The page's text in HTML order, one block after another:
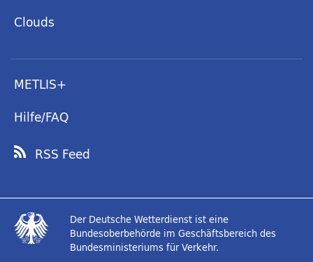
Clouds
METLIS+
Hilfe/FAQ
RSS Feed
Der Deutsche Wetterdienst ist eine
Bundesoberbehörde im Geschäftsbereich des
Bundesministeriums für Verkehr.